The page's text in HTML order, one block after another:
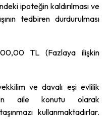
ipoteğin kaldırılması ve
tedbiren durdurulması
TL (Fazlaya ilişkin
ve davalı eşi evlilik
aile konutu olarak
kullanmaktadırlar.